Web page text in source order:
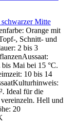
Mitte
Orange mit
, Schnitt- und
2 bis 3
Mai bei 15 °C.
10 bis 14
Ideal für die
Hell und
20